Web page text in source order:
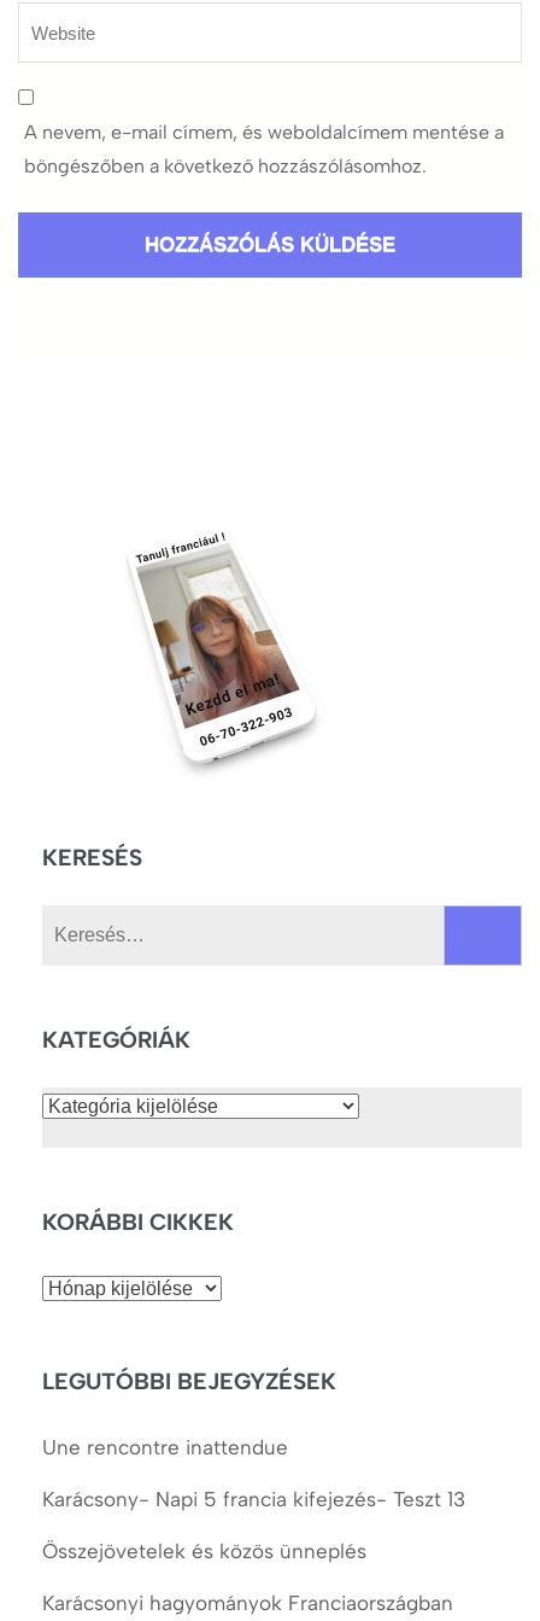
A nevem, e-mail címem, és weboldalcímem mentése a
böngészőben a következő hozzászólásomhoz.
KERESÉS
KATEGÓRIÁK
Kategóriák
KORÁBBI CIKKEK
Korábbi
LEGUTÓBBI BEJEGYZÉSEK
Une rencontre inattendue
Karácsony- Napi 5 francia kifejezés- Teszt 13
Összejövetelek és közös ünneplés
Karácsonyi hagyományok Franciaországban